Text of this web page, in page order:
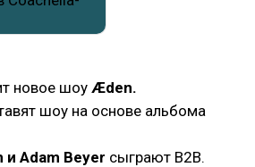
новое шоу Æden.
шоу на основе альбома
и Adam Beyer сыграют B2B.